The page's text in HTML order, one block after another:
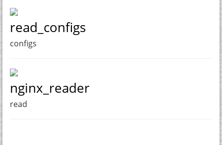
read_configs
configs
nginx_reader
read